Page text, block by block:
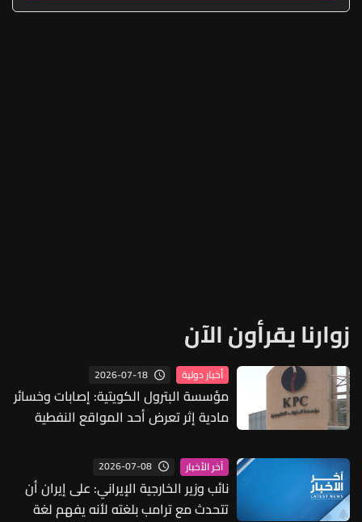
زوارنا يقرأون الآن
أخبار دولية 2026-07-18
مؤسسة البترول الكويتية: إصابات وخسائر
مادية إثر تعرض أحد المواقع النفطية
آخر الأخبار 2026-07-08
نائب وزير الخارجية الإيراني: على إيران أن
تتحدث مع ترامب بلغته لأنه يفهم لغة